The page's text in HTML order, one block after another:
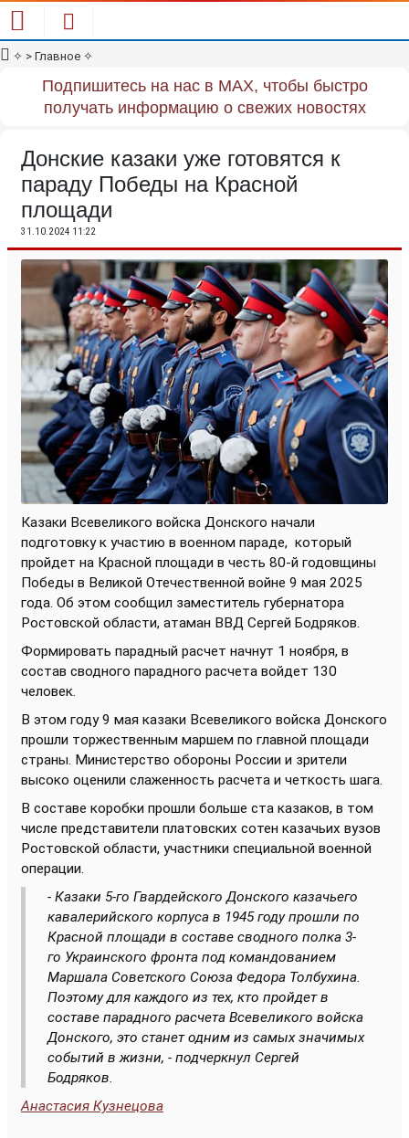
✧ > Главное ✧
Подпишитесь на нас в MAX, чтобы быстро
получать информацию о свежих новостях
Донские казаки уже готовятся к
параду Победы на Красной
площади
31.10.2024 11:22
Казаки Всевеликого войска Донского начали
подготовку к участию в военном параде, который
пройдет на Красной площади в честь 80-й годовщины
Победы в Великой Отечественной войне 9 мая 2025
года. Об этом сообщил заместитель губернатора
Ростовской области, атаман ВВД Сергей Бодряков.
Формировать парадный расчет начнут 1 ноября, в
состав сводного парадного расчета войдет 130
человек.
В этом году 9 мая казаки Всевеликого войска Донского
прошли торжественным маршем по главной площади
страны. Министерство обороны России и зрители
высоко оценили слаженность расчета и четкость шага.
В составе коробки прошли больше ста казаков, в том
числе представители платовских сотен казачьих вузов
Ростовской области, участники специальной военной
операции.
- Казаки 5-го Гвардейского Донского казачьего
кавалерийского корпуса в 1945 году прошли по
Красной площади в составе сводного полка 3-
го Украинского фронта под командованием
Маршала Советского Союза Федора Толбухина.
Поэтому для каждого из тех, кто пройдет в
составе парадного расчета Всевеликого войска
Донского, это станет одним из самых значимых
событий в жизни, - подчеркнул Сергей
Бодряков.
Анастасия Кузнецова